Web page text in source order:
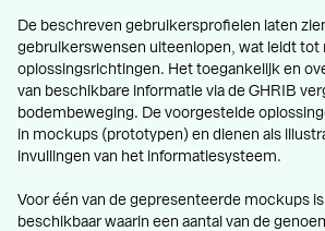
De beschreven gebruikersprofielen laten
gebruikerswensen uiteenlopen, wat leidt tot
oplossingsrichtingen. Het toegankelijk en
van beschikbare informatie via de GHRIB
bodembeweging. De voorgestelde
in mockups (prototypen) en dienen als
invullingen van het informatiesysteem.
Voor één van de gepresenteerde mockups
beschikbaar waarin een aantal van de